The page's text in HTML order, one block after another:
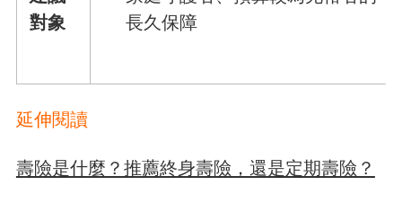
對象
長久保障
延伸閱讀
壽險是什麼？推薦終身壽險，還是定期壽險？